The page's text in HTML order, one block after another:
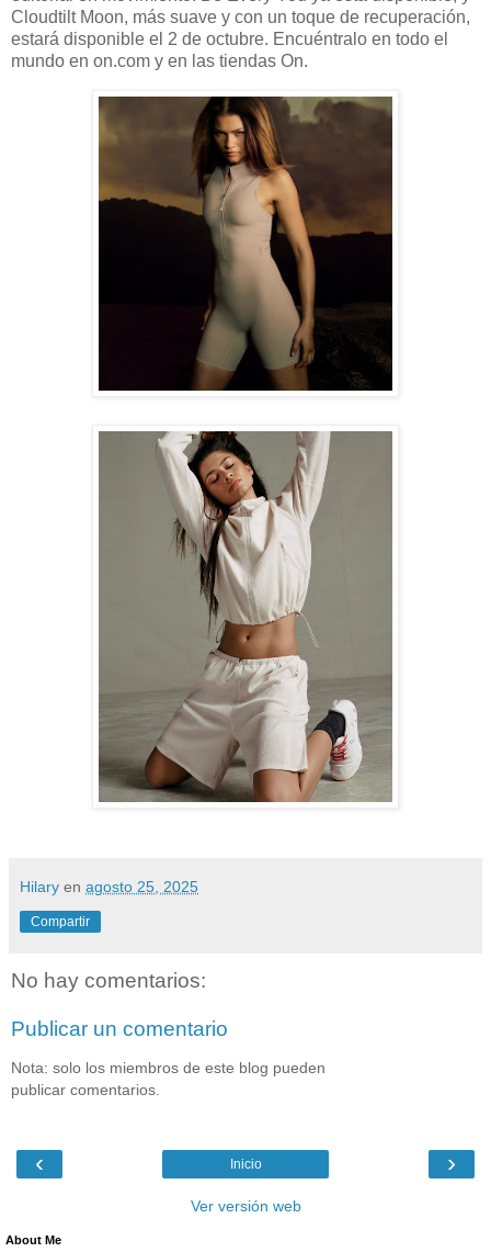
Cloudtilt Moon, más suave y con un toque de recuperación,
estará disponible el 2 de octubre. Encuéntralo en todo el
mundo en on.com y en las tiendas On.
Hilary en agosto 25, 2025
Compartir
No hay comentarios:
Publicar un comentario
Nota: solo los miembros de este blog pueden
publicar comentarios.
‹ ›
Inicio
Ver versión web
About Me